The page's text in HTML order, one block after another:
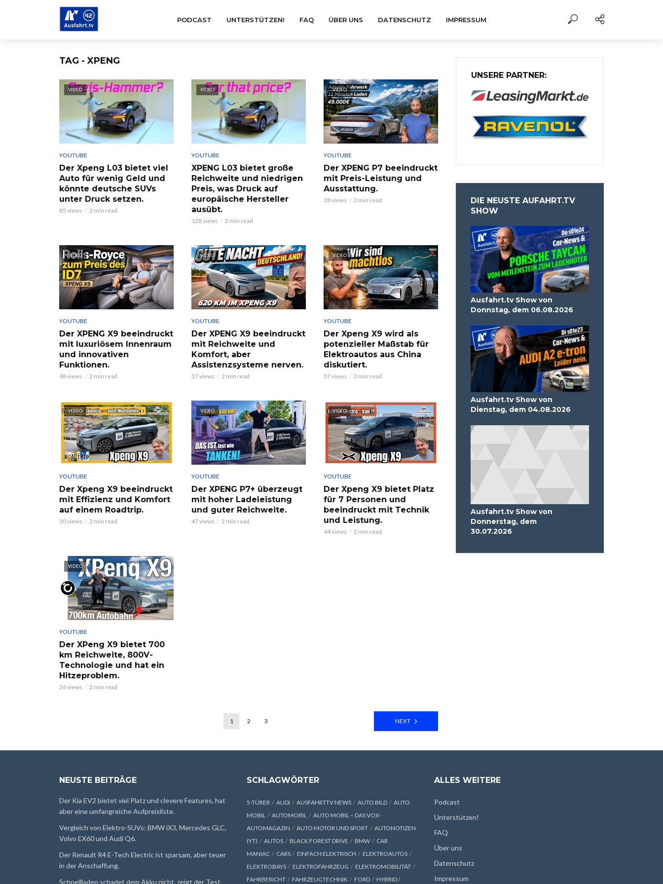
PODCAST UNTERSTÜTZEN! FAQ ÜBER UNS DATENSCHUTZ IMPRESSUM
TAG - XPENG
VIDEO
YOUTUBE
Der Xpeng L03 bietet viel
Auto für wenig Geld und
könnte deutsche SUVs
unter Druck setzen.
85 views 2 min read
VIDEO
YOUTUBE
XPENG L03 bietet große
Reichweite und niedrigen
Preis, was Druck auf
europäische Hersteller
ausübt.
128 views 2 min read
VIDEO
YOUTUBE
Der XPENG P7 beeindruckt
mit Preis-Leistung und
Ausstattung.
38 views 2 min read
VIDEO
YOUTUBE
Der XPENG X9 beeindruckt
mit luxuriösem Innenraum
und innovativen
Funktionen.
48 views 2 min read
VIDEO
YOUTUBE
Der XPENG X9 beeindruckt
mit Reichweite und
Komfort, aber
Assistenzsysteme nerven.
37 views 2 min read
VIDEO
YOUTUBE
Der Xpeng X9 wird als
potenzieller Maßstab für
Elektroautos aus China
diskutiert.
37 views 2 min read
VIDEO
YOUTUBE
Der Xpeng X9 beeindruckt
mit Effizienz und Komfort
auf einem Roadtrip.
30 views 2 min read
VIDEO
YOUTUBE
Der XPENG P7+ überzeugt
mit hoher Ladeleistung
und guter Reichweite.
47 views 2 min read
VIDEO
YOUTUBE
Der Xpeng X9 bietet Platz
für 7 Personen und
beeindruckt mit Technik
und Leistung.
44 views 2 min read
VIDEO
YOUTUBE
Der XPeng X9 bietet 700
km Reichweite, 800V-
Technologie und hat ein
Hitzeproblem.
26 views 2 min read
1 2 3 NEXT
UNSERE PARTNER:
DIE NEUSTE AUFAHRT.TV
SHOW
Ausfahrt.tv Show von
Donnstag, dem 06.08.2026
Ausfahrt.tv Show von
Dienstag, dem 04.08.2026
Ausfahrt.tv Show von
Donnerstag, dem
30.07.2026
NEUSTE BEITRÄGE
Der Kia EV2 bietet viel Platz und clevere Features, hat
aber eine umfangreiche Aufpreisliste.
Vergleich von Elektro-SUVs: BMW iX3, Mercedes GLC,
Volvo EX60 und Audi Q6.
Der Renault R4 E-Tech Electric ist sparsam, aber teuer
in der Anschaffung.
Schnellladen schadet dem Akku nicht, zeigt der Test
SCHLAGWÖRTER
5-TÜRER AUDI AUSFAHRTTV NEWS AUTO BILD
AUTO
MOBIL
AUTOMOBIL
AUTO MOBIL – DAS VOX-
AUTOMAGAZIN
AUTO MOTOR UND SPORT
AUTONOTIZEN
(YT)
AUTOS BLACK FOREST DRIVE BMW
CAR
MANIAC
CARS EINFACH ELEKTRISCH
ELEKTROAUTOS
ELEKTROBAYS
ELEKTROFAHRZEUG
ELEKTROMOBILITÄT
FAHRBERICHT
FAHRZEUGTECHNIK FORD HYBRID /
ALLES WEITERE
Podcast
Unterstützen!
FAQ
Über uns
Datenschutz
Impressum